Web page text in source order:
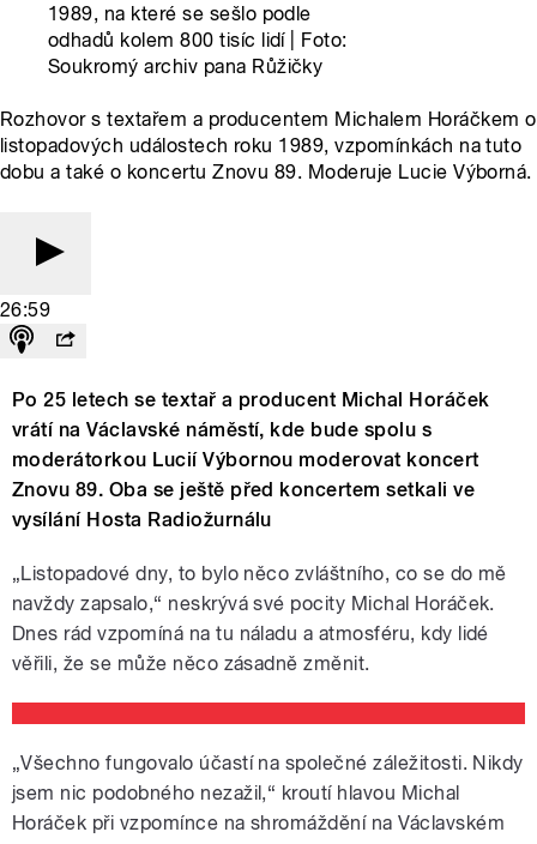
1989, na které se sešlo podle
odhadů kolem 800 tisíc lidí | Foto:
Soukromý archiv pana Růžičky
Rozhovor s textařem a producentem Michalem Horáčkem o
listopadových událostech roku 1989, vzpomínkách na tuto
dobu a také o koncertu Znovu 89. Moderuje Lucie Výborná.
26:59
Po 25 letech se textař a producent Michal Horáček
vrátí na Václavské náměstí, kde bude spolu s
moderátorkou Lucií Výbornou moderovat koncert
Znovu 89. Oba se ještě před koncertem setkali ve
vysílání Hosta Radiožurnálu
„Listopadové dny, to bylo něco zvláštního, co se do mě
navždy zapsalo,“ neskrývá své pocity Michal Horáček.
Dnes rád vzpomíná na tu náladu a atmosféru, kdy lidé
věřili, že se může něco zásadně změnit.
„Všechno fungovalo účastí na společné záležitosti. Nikdy
jsem nic podobného nezažil,“ kroutí hlavou Michal
Horáček při vzpomínce na shromáždění na Václavském